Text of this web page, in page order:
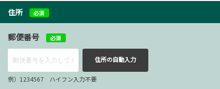
住所 必須
郵便番号 必須
住所の自動入力
例）1234567 ハイフン入力不要